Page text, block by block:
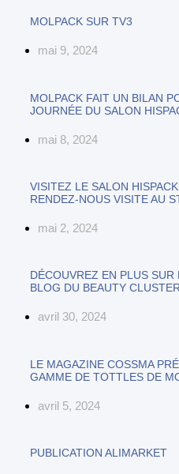
MOLPACK SUR TV3
mai 9, 2024
MOLPACK FAIT UN BILAN
JOURNÉE DU SALON
mai 8, 2024
VISITEZ LE SALON
RENDEZ-NOUS VISITE AU
mai 2, 2024
DÉCOUVREZ EN PLUS
BLOG DU BEAUTY
avril 30, 2024
LE MAGAZINE COSSMA
GAMME DE TOTTLES DE
avril 5, 2024
PUBLICATION ALIMARKET